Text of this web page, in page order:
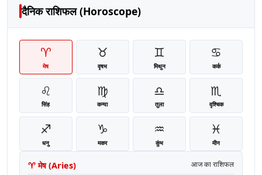
दैनिक राशिफल (Horoscope)
♈
मेष
♉
वृषभ
♊
मिथुन
♋
कर्क
♌
सिंह
♍
कन्या
♎
तुला
♏
वृश्चिक
♐
धनु
♑
मकर
♒
कुंभ
♓
मीन
♈ मेष(Aries) आज का राशिफल